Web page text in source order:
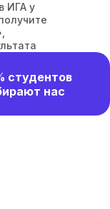
ИГА у
студентов
нас